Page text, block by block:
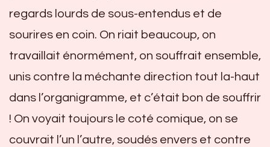
regards lourds de sous-entendus et de
sourires en coin. On riait beaucoup, on
travaillait énormément, on souffrait ensemble,
unis contre la méchante direction tout la-haut
dans l’organigramme, et c’était bon de souffrir
! On voyait toujours le coté comique, on se
couvrait l’un l’autre, soudés envers et contre